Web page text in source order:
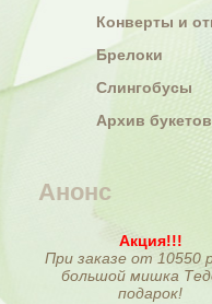
Конверты и
Брелоки
Слингобусы
Архив букетов
Анонс
Акция!!!
При заказе от 10550
большой мишка
подарок!